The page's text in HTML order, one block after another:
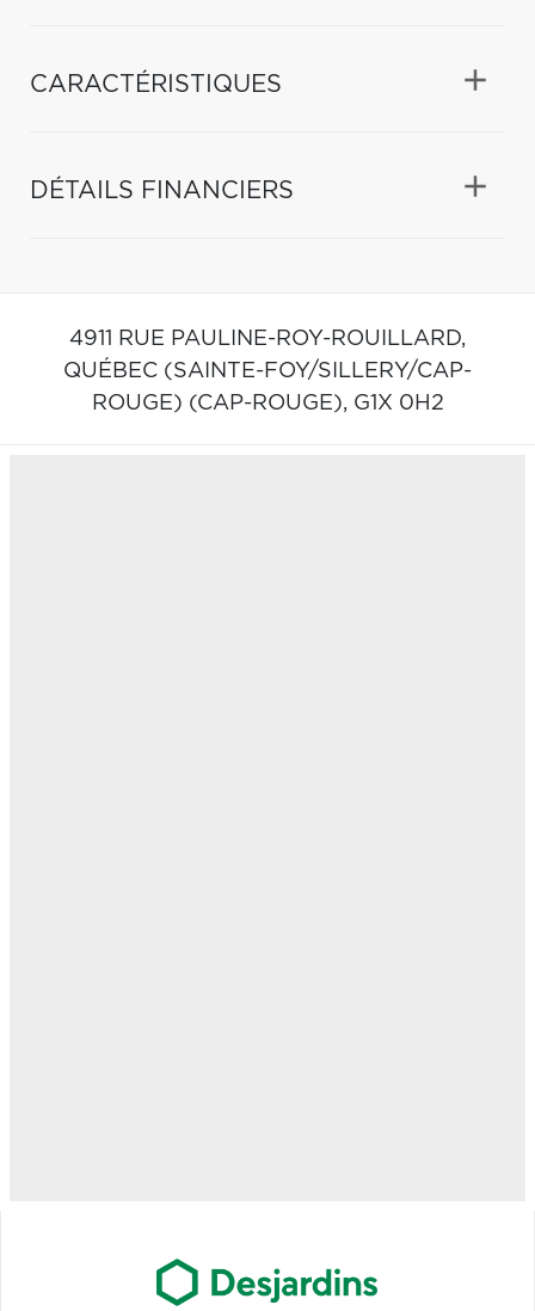
CARACTÉRISTIQUES
DÉTAILS FINANCIERS
4911 RUE PAULINE-ROY-ROUILLARD,
QUÉBEC (SAINTE-FOY/SILLERY/CAP-
ROUGE) (CAP-ROUGE), G1X 0H2